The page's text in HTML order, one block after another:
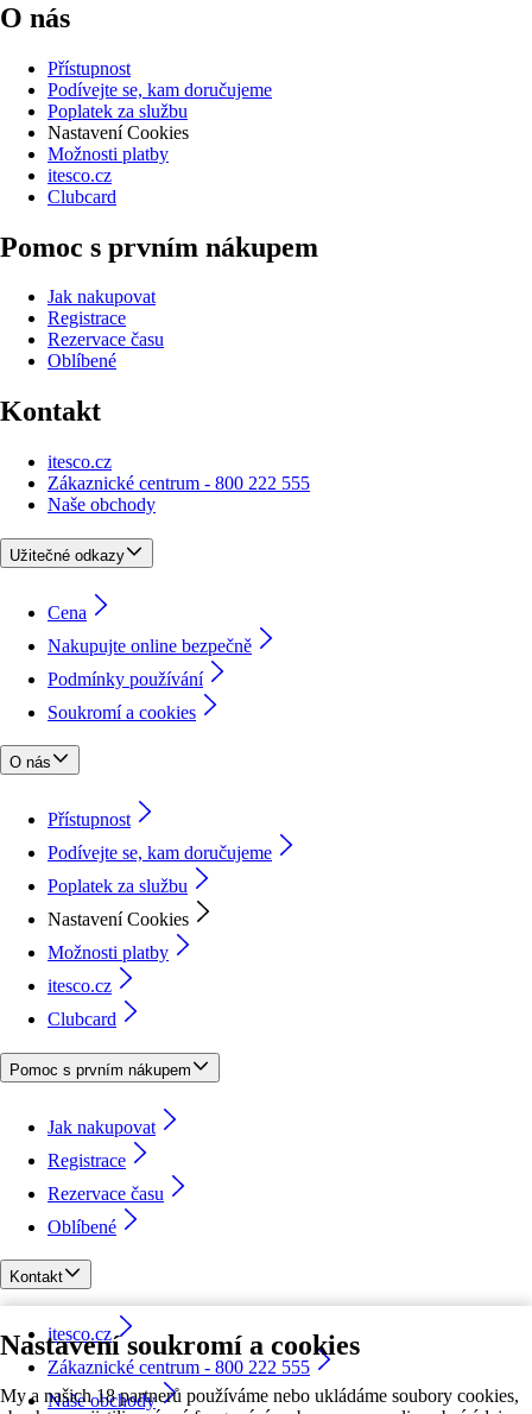
Nastavení soukromí a cookies
My a našich 18 partnerů používáme nebo ukládáme soubory cookies,
O nás
Přístupnost
Podívejte se, kam doručujeme
Poplatek za službu
Nastavení Cookies
Možnosti platby
itesco.cz
Clubcard
Pomoc s prvním nákupem
Jak nakupovat
Registrace
Rezervace času
Oblíbené
Kontakt
itesco.cz
Zákaznické centrum - 800 222 555
Naše obchody
Užitečné odkazy
Cena
Nakupujte online bezpečně
Podmínky používání
Soukromí a cookies
O nás
Přístupnost
Podívejte se, kam doručujeme
Poplatek za službu
Nastavení Cookies
Možnosti platby
itesco.cz
Clubcard
Pomoc s prvním nákupem
Jak nakupovat
Registrace
Rezervace času
Oblíbené
Kontakt
itesco.cz
Zákaznické centrum - 800 222 555
Naše obchody